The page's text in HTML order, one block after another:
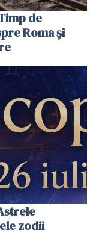
de
Roma și
zodii